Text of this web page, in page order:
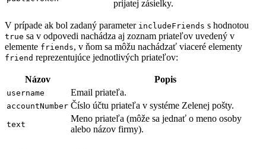
prijatej zásielky.
V prípade ak bol zadaný parameter includeFriends s hodnotou
true sa v odpovedi nachádza aj zoznam priateľov uvedený v
elemente friends, v ňom sa môžu nachádzať viaceré elementy
friend reprezentujúce jednotlivých priateľov:
Názov Popis
username Email priateľa.
accountNumber Číslo účtu priateľa v systéme Zelenej pošty.
text
Meno priateľa (môže sa jednať o meno osoby
alebo názov firmy).